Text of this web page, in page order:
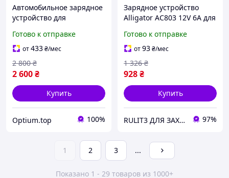
Автомобильное зарядное
устройство для
амперметром Alligator
12В 18А AC806
Готово к отправке
от433₴/мес
2 600₴
2 800 ₴
Купить
Optium.top 100%
Зарядное устройство
Alligator AC803 12V 6A для
до 80Ah быстрое 6A
зарядка
Готово к отправке
от93₴/мес
928₴
1 326 ₴
Купить
RULIT3 ДЛЯ ЗАХИСНИКІВ ЗНИЖКИ! 97%
1 2 3 ...
Показано 1 - 29 товаров из 1000+